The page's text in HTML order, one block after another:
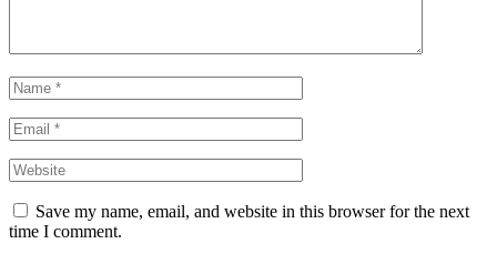
Save my name, email, and website in this browser for the next
time I comment.